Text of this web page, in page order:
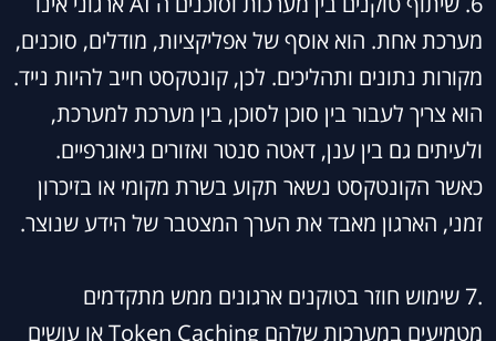
מערכת אחת. הוא אוסף של אפליקציות, מודלים, סוכנים,
מקורות נתונים ותהליכים. לכן, קונטקסט חייב להיות נייד.
הוא צריך לעבור בין סוכן לסוכן, בין מערכת למערכת,
ולעיתים גם בין ענן, דאטה סנטר ואזורים גיאוגרפיים.
כאשר הקונטקסט נשאר תקוע בשרת מקומי או בזיכרון
זמני, הארגון מאבד את הערך המצטבר של הידע שנוצר.
.7 שימוש חוזר בטוקנים ארגונים ממש מתקדמים
מטמיעים במערכות שלהם Token Caching או עושים